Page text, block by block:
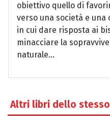
obiettivo quello di
verso una società e una
in cui dare risposta ai
minacciare la
naturale...
Altri libri dello